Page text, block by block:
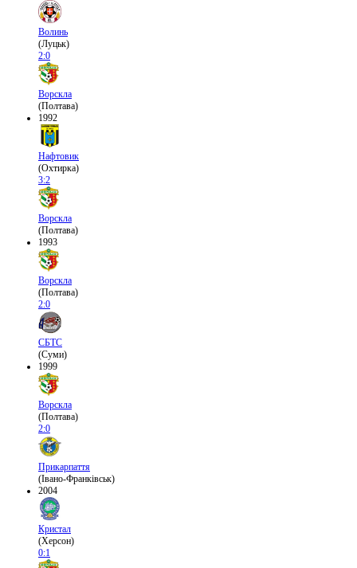
Волинь
(Луцьк)
2:0
Ворскла
(Полтава)
1992
Нафтовик
(Охтирка)
3:2
Ворскла
(Полтава)
1993
Ворскла
(Полтава)
2:0
СБТС
(Суми)
1999
Ворскла
(Полтава)
2:0
Прикарпаття
(Івано-Франківськ)
2004
Кристал
(Херсон)
0:1